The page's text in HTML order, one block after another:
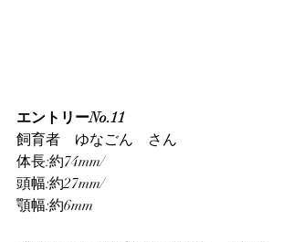
エントリーNo.11
飼育者　ゆなごん　さん
体長:約74mm/
頭幅:約27mm/
顎幅:約6mm